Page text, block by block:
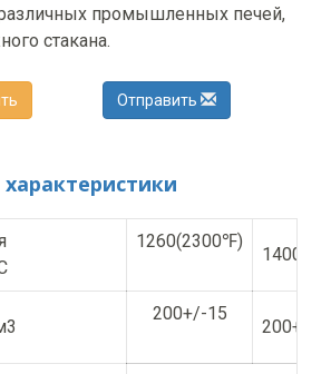
промышленных печей,
стакана.
Отправить
1260(2300℉)
200+/-15
200+/-